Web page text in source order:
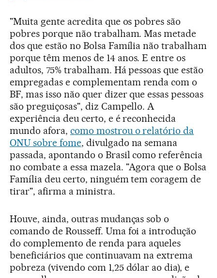
"Muita gente acredita que os pobres são
pobres porque não trabalham. Mas metade
dos que estão no Bolsa Família não trabalham
porque têm menos de 14 anos. E entre os
adultos, 75% trabalham. Há pessoas que estão
empregadas e complementam renda com o
BF, mas isso não quer dizer que essas pessoas
são preguiçosas", diz Campello. A
experiência deu certo, e é reconhecida
mundo afora, como mostrou o relatório da
ONU sobre fome, divulgado na semana
passada, apontando o Brasil como referência
no combate a essa mazela. "Agora que o Bolsa
Família deu certo, ninguém tem coragem de
tirar", afirma a ministra.
Houve, ainda, outras mudanças sob o
comando de Rousseff. Uma foi a introdução
do complemento de renda para aqueles
beneficiários que continuavam na extrema
pobreza (vivendo com 1,25 dólar ao dia), e